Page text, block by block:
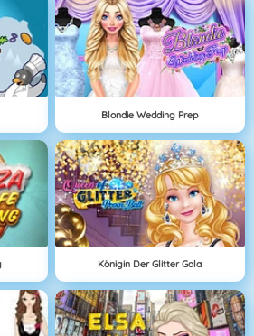
Blondie Wedding Prep
Königin Der Glitter Gala